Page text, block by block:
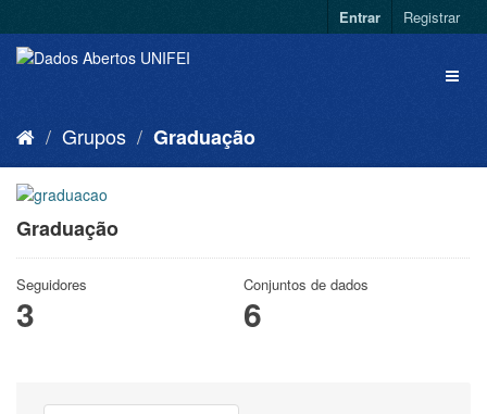
Entrar Registrar
Grupos Graduação
Graduação
Seguidores
3
Conjuntos de dados
6